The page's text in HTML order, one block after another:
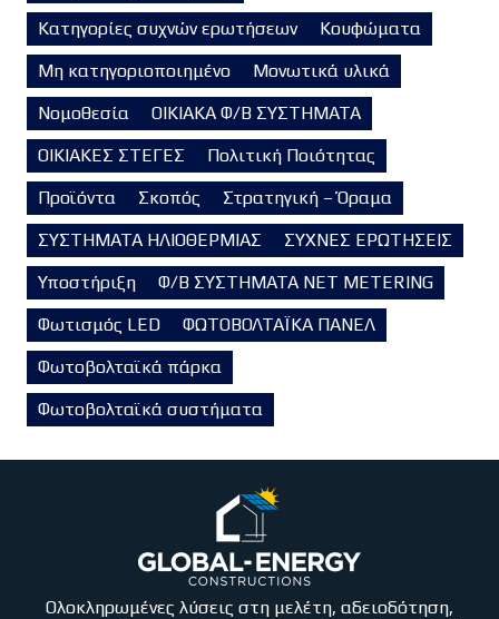
Κατηγορίες συχνών ερωτήσεων
Κουφώματα
Μη κατηγοριοποιημένο
Μονωτικά υλικά
Νομοθεσία
ΟΙΚΙΑΚΑ Φ/Β ΣΥΣΤΗΜΑΤΑ
ΟΙΚΙΑΚΕΣ ΣΤΕΓΕΣ
Πολιτική Ποιότητας
Προϊόντα
Σκοπός
Στρατηγική – Όραμα
ΣΥΣΤΗΜΑΤΑ ΗΛΙΟΘΕΡΜΙΑΣ
ΣΥΧΝΕΣ ΕΡΩΤΗΣΕΙΣ
Υποστήριξη
Φ/Β ΣΥΣΤΗΜΑΤΑ NET METERING
Φωτισμός LED
ΦΩΤΟΒΟΛΤΑΪΚΑ ΠΑΝΕΛ
Φωτοβολταϊκά πάρκα
Φωτοβολταϊκά συστήματα
Ολοκληρωμένες λύσεις στη μελέτη, αδειοδότηση,